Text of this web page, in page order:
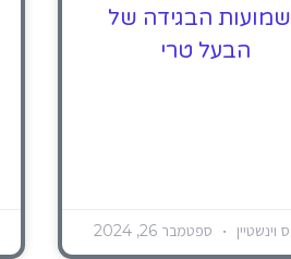
הבגידה של
הבעל טרי
וינשטיין ספטמבר 26, 2024